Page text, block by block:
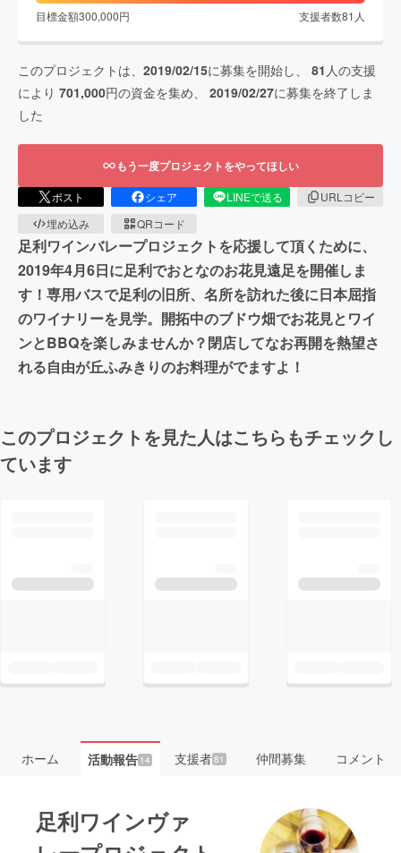
目標金額300,000円 支援者数81 人
このプロジェクトは、 2019/02/15に募集を開始し、 81 人の支援
により 701,000円の資金を集め、 2019/02/27に募集を終了しま
した
もう一度プロジェクトをやってほしい
ポスト シェア LINEで送る
URLコピー
埋め込み
QRコード
足利ワインバレープロジェクトを応援して頂くために、
2019年4月6日に足利でおとなのお花見遠足を開催しま
す！専用バスで足利の旧所、名所を訪れた後に日本屈指
のワイナリーを見学。開拓中のブドウ畑でお花見とワイ
ンとBBQを楽しみませんか？閉店してなお再開を熱望さ
れる自由が丘ふみきりのお料理がでますよ！
このプロジェクトを見た人はこちらもチェックし
ています
ホーム 活動報告14 支援者81 仲間募集 コメント
足利ワインヴァ